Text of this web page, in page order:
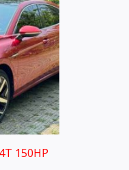
150HP